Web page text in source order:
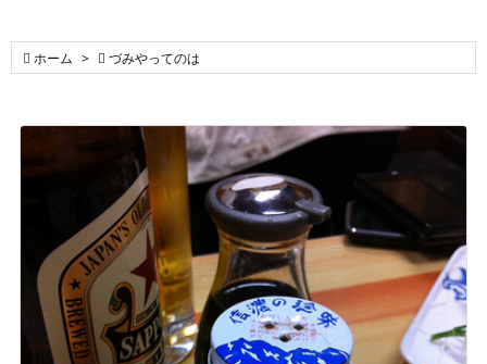
 ホーム >  づみやってのは